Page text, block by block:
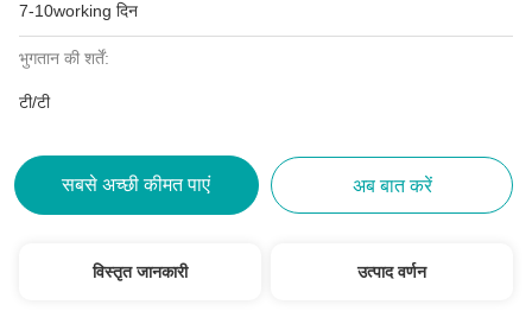
7-10working दिन
भुगतान की शर्तें:
टी/टी
सबसे अच्छी कीमत पाएं अब बात करें
विस्तृत जानकारी उत्पाद वर्णन